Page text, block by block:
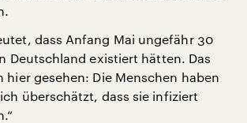
dass Anfang Mai ungefähr 30
Deutschland existiert hätten. Das
hier gesehen: Die Menschen haben
überschätzt, dass sie infiziert